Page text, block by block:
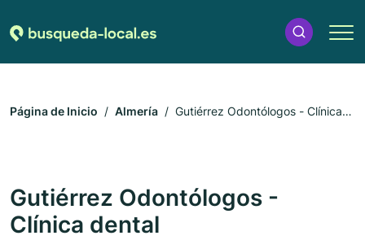
Página de Inicio Almería
Gutiérrez Odontólogos - Clínica
Gutiérrez Odontólogos -
Clínica dental